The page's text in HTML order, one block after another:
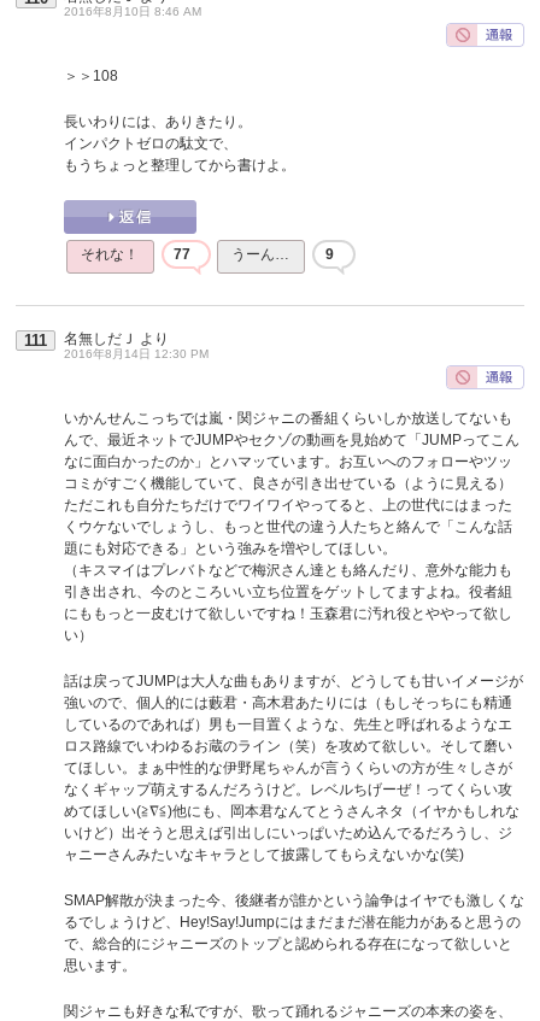
2016年8月10日 8:46 AM
＞＞108
長いわりには、ありきたり。
インパクトゼロの駄文で、
もうちょっと整理してから書けよ。
それな！ 77 うーん… 9
111 名無しだＪ より
2016年8月14日 12:30 PM
いかんせんこっちでは嵐・関ジャニの番組くらいしか放送してないも
んで、最近ネットでJUMPやセクゾの動画を見始めて「JUMPってこん
なに面白かったのか」とハマッています。お互いへのフォローやツッ
コミがすごく機能していて、良さが引き出せている（ように見える）
ただこれも自分たちだけでワイワイやってると、上の世代にはまった
くウケないでしょうし、もっと世代の違う人たちと絡んで「こんな話
題にも対応できる」という強みを増やしてほしい。
（キスマイはプレバトなどで梅沢さん達とも絡んだり、意外な能力も
引き出され、今のところいい立ち位置をゲットしてますよね。役者組
にももっと一皮むけて欲しいですね！玉森君に汚れ役とややって欲し
い）
話は戻ってJUMPは大人な曲もありますが、どうしても甘いイメージが
強いので、個人的には藪君・高木君あたりには（もしそっちにも精通
しているのであれば）男も一目置くような、先生と呼ばれるようなエ
ロス路線でいわゆるお蔵のライン（笑）を攻めて欲しい。そして磨い
てほしい。まぁ中性的な伊野尾ちゃんが言うくらいの方が生々しさが
なくギャップ萌えするんだろうけど。レベルちげーぜ！ってくらい攻
めてほしい(≧∇≦)他にも、岡本君なんてとうさんネタ（イヤかもしれな
いけど）出そうと思えば引出しにいっぱいため込んでるだろうし、ジ
ャニーさんみたいなキャラとして披露してもらえないかな(笑)
SMAP解散が決まった今、後継者が誰かという論争はイヤでも激しくな
るでしょうけど、Hey!Say!Jumpにはまだまだ潜在能力があると思うの
で、総合的にジャニーズのトップと認められる存在になって欲しいと
思います。
関ジャニも好きな私ですが、歌って踊れるジャニーズの本来の姿を、